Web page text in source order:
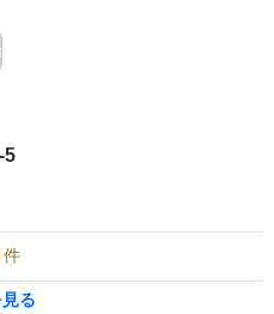
5
件
る